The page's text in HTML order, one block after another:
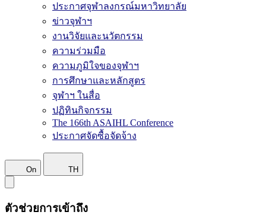
ประกาศจุฬาลงกรณ์มหาวิทยาลัย
ข่าวจุฬาฯ
งานวิจัยและนวัตกรรม
ความร่วมมือ
ความภูมิใจของจุฬาฯ
การศึกษาและหลักสูตร
จุฬาฯ ในสื่อ
ปฏิทินกิจกรรม
The 166th ASAIHL Conference
ประกาศจัดซื้อจัดจ้าง
On TH
ตัวช่วยการเข้าถึง